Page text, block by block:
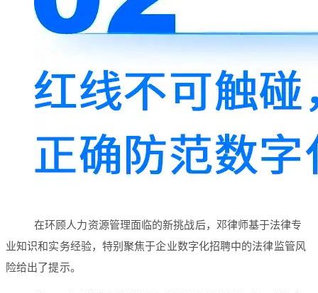
在环顾人力资源管理面临的新挑战后，邓律师基于法律专
业知识和实务经验，特别聚焦于企业数字化招聘中的法律监管风
险给出了提示。